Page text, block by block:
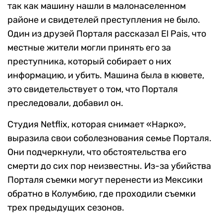
так как машину нашли в малонаселенном
районе и свидетелей преступления не было.
Один из друзей Порталя рассказал El Pais, что
местные жители могли принять его за
преступника, который собирает о них
информацию, и убить. Машина была в кювете,
это свидетельствует о том, что Порталя
преследовали, добавил он.
Студия Netflix, которая снимает «Нарко»,
выразила свои соболезнования семье Порталя.
Они подчеркнули, что обстоятельства его
смерти до сих пор неизвестны. Из-за убийства
Порталя съемки могут перенести из Мексики
обратно в Колумбию, где проходили съемки
трех предыдущих сезонов.